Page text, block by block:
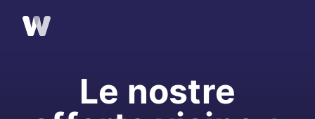
Le nostre